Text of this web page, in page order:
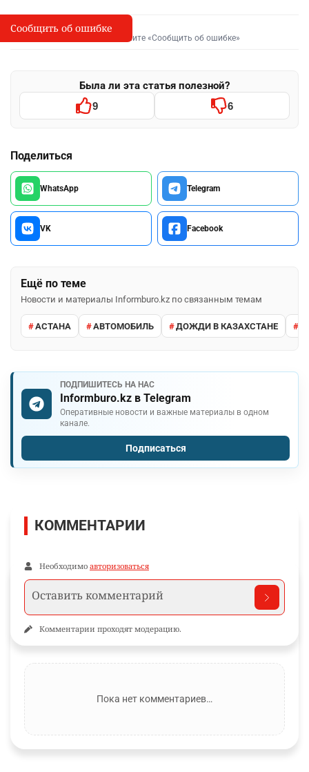
I
Сообщить об опечатке
Выделите фрагмент и нажмите «Сообщить об ошибке»
Была ли эта статья полезной?
9 6
Поделиться
WhatsApp Telegram
VK Facebook
Ещё по теме
Новости и материалы Informburo.kz по связанным темам
АСТАНА АВТОМОБИЛЬ ДОЖДИ В КАЗАХСТАНЕ
ПОДПИШИТЕСЬ НА НАС
Informburo.kz в Telegram
Оперативные новости и важные материалы в одном
канале.
Подписаться
Сообщить об ошибке
КОММЕНТАРИИ
Необходимо авторизоваться
Комментарии проходят модерацию.
Пока нет комментариев…